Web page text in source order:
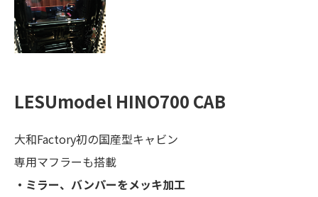
LESUmodel HINO700 CAB
大和Factory初の国産型キャビン
専用マフラーも搭載
・ミラー、バンパーをメッキ加工